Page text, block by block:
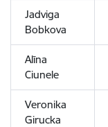
Jadviga
Bobkova
Alīna
Ciunele
Veronika
Girucka